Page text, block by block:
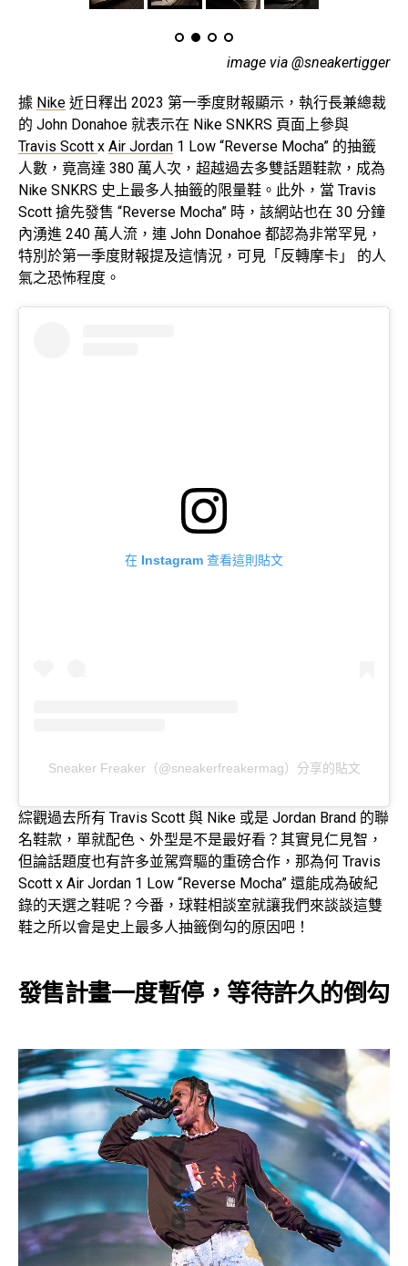
image via @sneakertigger
據 Nike 近日釋出 2023 第一季度財報顯示，執行長兼總裁
的 John Donahoe 就表示在 Nike SNKRS 頁面上參與
Travis Scott x Air Jordan 1 Low “Reverse Mocha” 的抽籤
人數，竟高達 380 萬人次，超越過去多雙話題鞋款，成為
Nike SNKRS 史上最多人抽籤的限量鞋。此外，當 Travis
Scott 搶先發售 “Reverse Mocha” 時，該網站也在 30 分鐘
內湧進 240 萬人流，連 John Donahoe 都認為非常罕見，
特別於第一季度財報提及這情況，可見「反轉摩卡」 的人
氣之恐怖程度。
在 Instagram 查看這則貼文
Sneaker Freaker（@sneakerfreakermag）分享的貼文
綜觀過去所有 Travis Scott 與 Nike 或是 Jordan Brand 的聯
名鞋款，單就配色、外型是不是最好看？其實見仁見智，
但論話題度也有許多並駕齊驅的重磅合作，那為何 Travis
Scott x Air Jordan 1 Low “Reverse Mocha” 還能成為破紀
錄的天選之鞋呢？今番，球鞋相談室就讓我們來談談這雙
鞋之所以會是史上最多人抽籤倒勾的原因吧！
發售計畫一度暫停，等待許久的倒勾